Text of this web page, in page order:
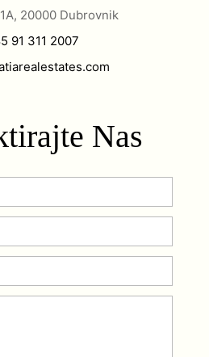
20000 Dubrovnik
91 311 2007
Nas